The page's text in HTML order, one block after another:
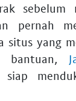
sebelum
pernah
situs yang
bantuan,